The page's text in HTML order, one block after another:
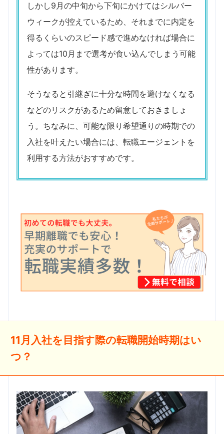
しかし9月の中旬から下旬にかけてはシルバー
ウィークが控えているため、それまでに内定を
得るくらいのスピード感で進めなければ場合に
よっては10月まで選考が食い込んでしまう可能
性があります。
そうなると引継ぎに十分な時間を避けなくなる
などのリスクがあるため留意しておきましょ
う。ちなみに、可能な限り希望通りの時期での
入社を叶えたい場合には、転職エージェントを
利用する方法がおすすめです。
11月入社を目指す際の転職開始時期はい
つ？